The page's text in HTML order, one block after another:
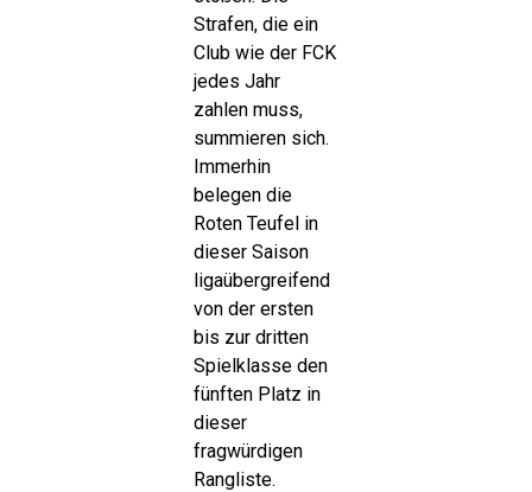
Strafen, die ein
Club wie der FCK
jedes Jahr
zahlen muss,
summieren sich.
Immerhin
belegen die
Roten Teufel in
dieser Saison
ligaübergreifend
von der ersten
bis zur dritten
Spielklasse den
fünften Platz in
dieser
fragwürdigen
Rangliste.